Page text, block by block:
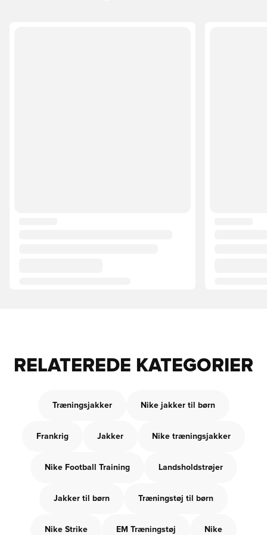
RELATEREDE KATEGORIER
Træningsjakker Nike jakker til børn
Frankrig Jakker Nike træningsjakker
Nike Football Training Landsholdstrøjer
Jakker til børn Træningstøj til børn
Nike Strike EM Træningstøj Nike